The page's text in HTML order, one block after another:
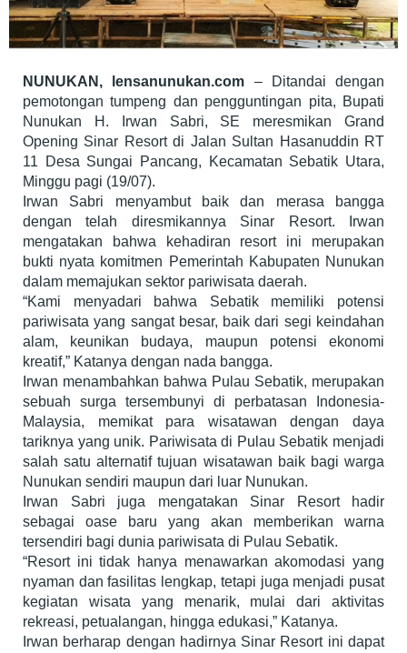
NUNUKAN, lensanunukan.com – Ditandai dengan
pemotongan tumpeng dan pengguntingan pita, Bupati
Nunukan H. Irwan Sabri, SE meresmikan Grand
Opening Sinar Resort di Jalan Sultan Hasanuddin RT
11 Desa Sungai Pancang, Kecamatan Sebatik Utara,
Minggu pagi (19/07).
Irwan Sabri menyambut baik dan merasa bangga
dengan telah diresmikannya Sinar Resort. Irwan
mengatakan bahwa kehadiran resort ini merupakan
bukti nyata komitmen Pemerintah Kabupaten Nunukan
dalam memajukan sektor pariwisata daerah.
“Kami menyadari bahwa Sebatik memiliki potensi
pariwisata yang sangat besar, baik dari segi keindahan
alam, keunikan budaya, maupun potensi ekonomi
kreatif,” Katanya dengan nada bangga.
Irwan menambahkan bahwa Pulau Sebatik, merupakan
sebuah surga tersembunyi di perbatasan Indonesia-
Malaysia, memikat para wisatawan dengan daya
tariknya yang unik. Pariwisata di Pulau Sebatik menjadi
salah satu alternatif tujuan wisatawan baik bagi warga
Nunukan sendiri maupun dari luar Nunukan.
Irwan Sabri juga mengatakan Sinar Resort hadir
sebagai oase baru yang akan memberikan warna
tersendiri bagi dunia pariwisata di Pulau Sebatik.
“Resort ini tidak hanya menawarkan akomodasi yang
nyaman dan fasilitas lengkap, tetapi juga menjadi pusat
kegiatan wisata yang menarik, mulai dari aktivitas
rekreasi, petualangan, hingga edukasi,” Katanya.
Irwan berharap dengan hadirnya Sinar Resort ini dapat